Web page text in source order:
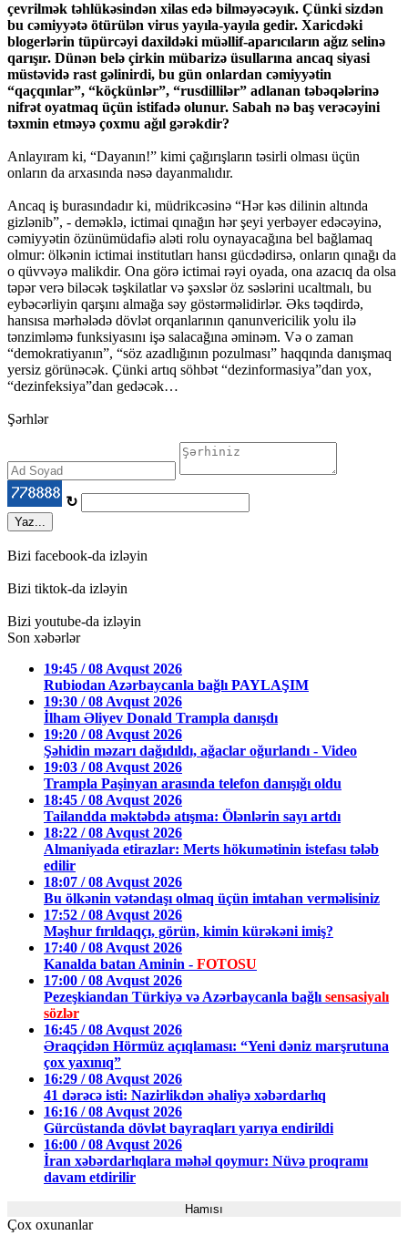
çevrilmək təhlükəsindən xilas edə bilməyəcəyık. Çünki sizdən
bu cəmiyyətə ötürülən virus yayıla-yayıla gedir. Xaricdəki
blogerlərin tüpürcəyi daxildəki müəllif-aparıcıların ağız selinə
qarışır. Dünən belə çirkin mübarizə üsullarına ancaq siyasi
müstəvidə rast gəlinirdi, bu gün onlardan cəmiyyətin
“qaçqınlar”, “köçkünlər”, “rusdillilər” adlanan təbəqələrinə
nifrət oyatmaq üçün istifadə olunur. Sabah nə baş verəcəyini
təxmin etməyə çoxmu ağıl gərəkdir?
Anlayıram ki, “Dayanın!” kimi çağırışların təsirli olması üçün
onların da arxasında nəsə dayanmalıdır.
Ancaq iş burasındadır ki, müdrikcəsinə “Hər kəs dilinin altında
gizlənib”, - deməklə, ictimai qınağın hər şeyi yerbəyer edəcəyinə,
cəmiyyətin özünümüdafiə aləti rolu oynayacağına bel bağlamaq
olmur: ölkənin ictimai institutları hansı gücdədirsə, onların qınağı da
o qüvvəyə malikdir. Ona görə ictimai rəyi oyada, ona azacıq da olsa
təpər verə biləcək təşkilatlar və şəxslər öz səslərini ucaltmalı, bu
eybəcərliyin qarşını almağa səy göstərməlidirlər. Əks təqdirdə,
hansısa mərhələdə dövlət orqanlarının qanunvericilik yolu ilə
tənzimləmə funksiyasını işə salacağına əminəm. Və o zaman
“demokratiyanın”, “söz azadlığının pozulması” haqqında danışmaq
yersiz görünəcək. Çünki artıq söhbət “dezinformasiya”dan yox,
“dezinfeksiya”dan gedəcək…
Şərhlər
↻
Yaz...
Bizi facebook-da izləyin
Bizi tiktok-da izləyin
Bizi youtube-da izləyin
Son xəbərlər
19:45 / 08 Avqust 2026
Rubiodan Azərbaycanla bağlı PAYLAŞIM
19:30 / 08 Avqust 2026
İlham Əliyev Donald Trampla danışdı
19:20 / 08 Avqust 2026
Şəhidin məzarı dağıdıldı, ağaclar oğurlandı - Video
19:03 / 08 Avqust 2026
Trampla Paşinyan arasında telefon danışığı oldu
18:45 / 08 Avqust 2026
Tailandda məktəbdə atışma: Ölənlərin sayı artdı
18:22 / 08 Avqust 2026
Almaniyada etirazlar: Merts hökumətinin istefası tələb
edilir
18:07 / 08 Avqust 2026
Bu ölkənin vətəndaşı olmaq üçün imtahan verməlisiniz
17:52 / 08 Avqust 2026
Məşhur fırıldaqçı, görün, kimin kürəkəni imiş?
17:40 / 08 Avqust 2026
Kanalda batan Aminin - FOTOSU
17:00 / 08 Avqust 2026
Pezeşkiandan Türkiyə və Azərbaycanla bağlı sensasiyalı
sözlər
16:45 / 08 Avqust 2026
Əraqçidən Hörmüz açıqlaması: “Yeni dəniz marşrutuna
çox yaxınıq”
16:29 / 08 Avqust 2026
41 dərəcə isti: Nazirlikdən əhaliyə xəbərdarlıq
16:16 / 08 Avqust 2026
Gürcüstanda dövlət bayraqları yarıya endirildi
16:00 / 08 Avqust 2026
İran xəbərdarlıqlara məhəl qoymur: Nüvə proqramı
davam etdirilir
Hamısı
Çox oxunanlar